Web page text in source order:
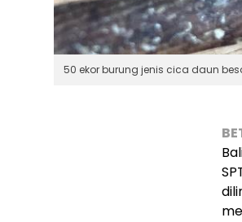
50 ekor burung jenis cica daun